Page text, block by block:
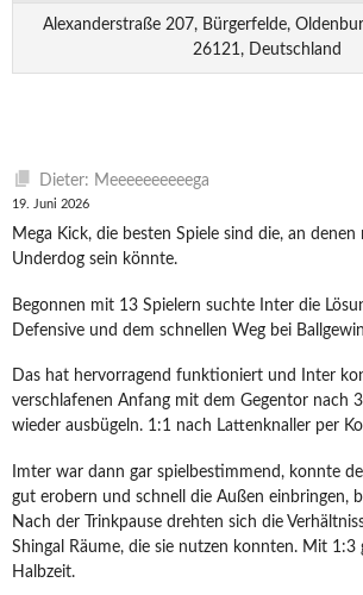
Alexanderstraße 207, Bürgerfelde,
26121, Deutschland
Dieter: Meeeeeeeeeega
19. Juni 2026
Mega Kick, die besten Spiele sind die, an
Underdog sein könnte.
Begonnen mit 13 Spielern suchte Inter die
Defensive und dem schnellen Weg bei
Das hat hervorragend funktioniert und Inter
verschlafenen Anfang mit dem Gegentor nach
wieder ausbügeln. 1:1 nach Lattenknaller per
Imter war dann gar spielbestimmend, konnte
gut erobern und schnell die Außen einbringen,
Nach der Trinkpause drehten sich die
Shingal Räume, die sie nutzen konnten. Mit 1:3
Halbzeit.